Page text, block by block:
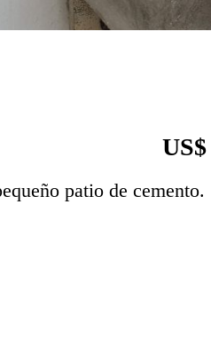
patio de cemento.